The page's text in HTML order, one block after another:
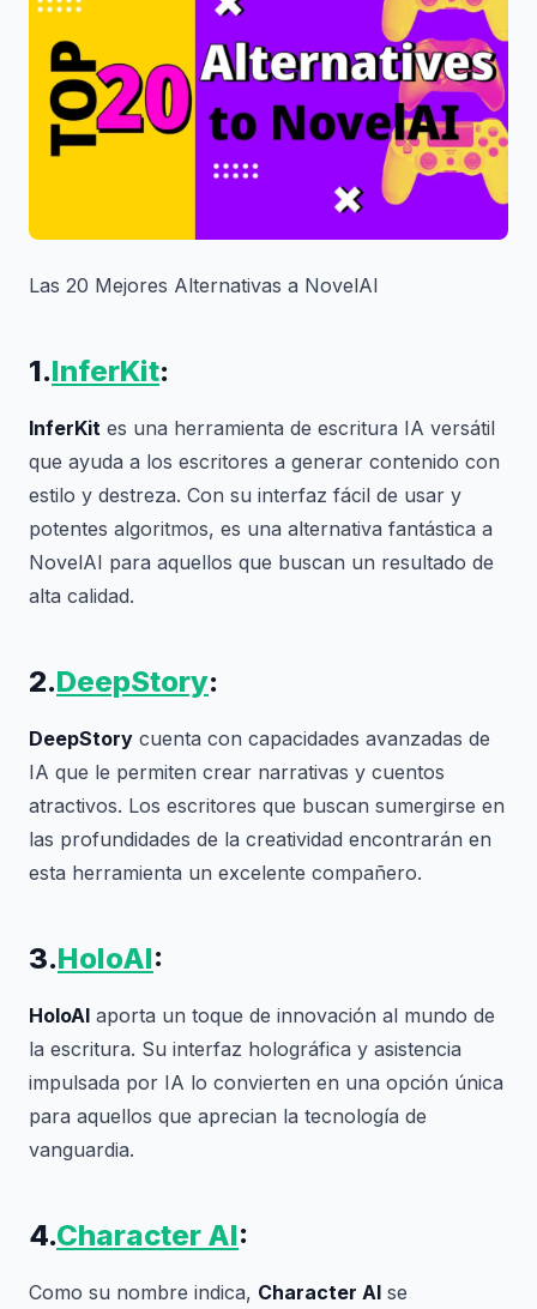
Las 20 Mejores Alternativas a NovelAI
1.InferKit:
InferKit es una herramienta de escritura IA versátil
que ayuda a los escritores a generar contenido con
estilo y destreza. Con su interfaz fácil de usar y
potentes algoritmos, es una alternativa fantástica a
NovelAI para aquellos que buscan un resultado de
alta calidad.
2.DeepStory:
DeepStory cuenta con capacidades avanzadas de
IA que le permiten crear narrativas y cuentos
atractivos. Los escritores que buscan sumergirse en
las profundidades de la creatividad encontrarán en
esta herramienta un excelente compañero.
3.HoloAI:
HoloAI aporta un toque de innovación al mundo de
la escritura. Su interfaz holográfica y asistencia
impulsada por IA lo convierten en una opción única
para aquellos que aprecian la tecnología de
vanguardia.
4.Character AI:
Como su nombre indica, Character AI se